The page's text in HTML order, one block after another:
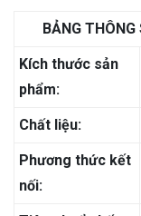
BẢNG
Kích thước sản
phẩm:
Chất liệu:
Phương thức kết
nối: